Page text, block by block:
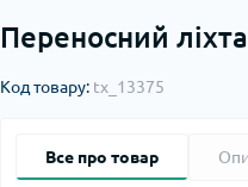
Переносний
Код товару: tx_13375
Все про товар